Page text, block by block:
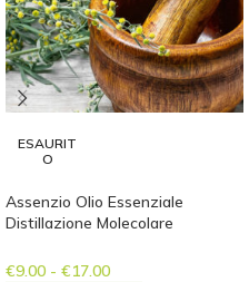
ESAURIT
O
Assenzio Olio Essenziale
Distillazione Molecolare
€9.00 - €17.00